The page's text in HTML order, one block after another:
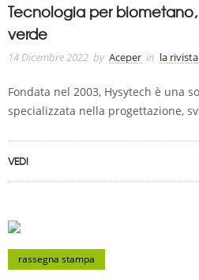
Tecnologia per
verde
14 Dicembre 2022 by Aceper in la rivista
Fondata nel 2003, Hysytech è una
specializzata nella progettazione,
VEDI
rassegna stampa